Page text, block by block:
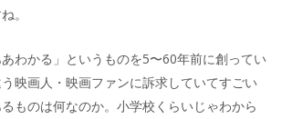
。
わかる」というものを5〜60年前に創ってい
映画人・映画ファンに訴求していてすごい
ものは何なのか。小学校くらいじゃわから